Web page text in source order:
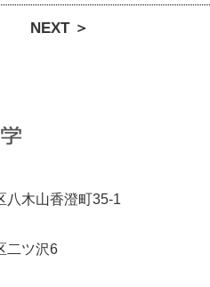
NEXT ＞
八木山香澄町35-1
二ツ沢6